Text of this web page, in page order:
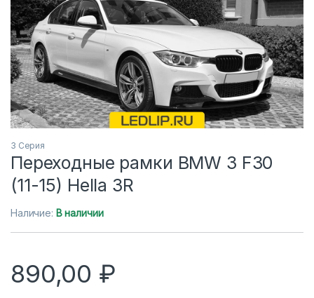
3 Серия
Переходные рамки BMW 3 F30
(11-15) Hella 3R
Наличие: В наличии
890,00 ₽